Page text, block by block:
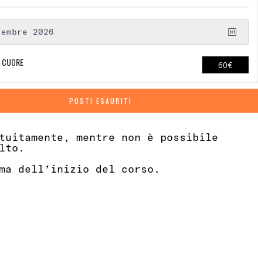
2026
49.1803€
POSTI ESAURITI